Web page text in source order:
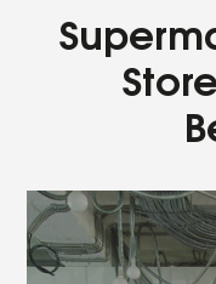
relazioni.
Un